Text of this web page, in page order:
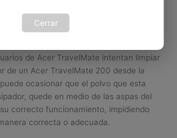
de realizarla, ya que podemos
en el ventilador Acer TravelMate o en
200.
de Acer TravelMate intentan limpiar
de un Acer TravelMate 200 desde la
ocasionar que el polvo que esta
quede en medio de las aspas del
correcto funcionamiento, impidiendo
correcta o adecuada.
Cerrar